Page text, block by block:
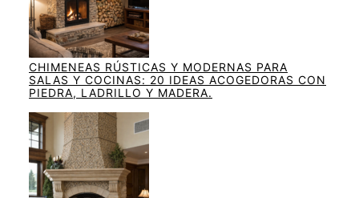
CHIMENEAS RÚSTICAS Y MODERNAS PARA
SALAS Y COCINAS: 20 IDEAS ACOGEDORAS CON
PIEDRA, LADRILLO Y MADERA.